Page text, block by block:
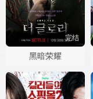
完结
黑暗荣耀